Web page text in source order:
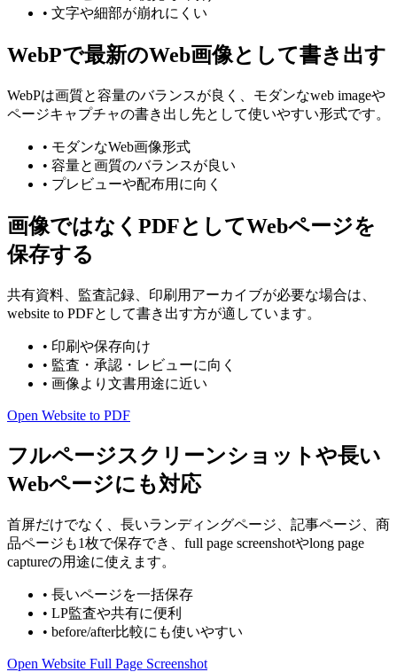
• 文字や細部が崩れにくい
WebPで最新のWeb画像として書き出す
WebPは画質と容量のバランスが良く、モダンなweb imageや
ページキャプチャの書き出し先として使いやすい形式です。
• モダンなWeb画像形式
• 容量と画質のバランスが良い
• プレビューや配布用に向く
画像ではなくPDFとしてWebページを
保存する
共有資料、監査記録、印刷用アーカイブが必要な場合は、
website to PDFとして書き出す方が適しています。
• 印刷や保存向け
• 監査・承認・レビューに向く
• 画像より文書用途に近い
Open Website to PDF
フルページスクリーンショットや長い
Webページにも対応
首屏だけでなく、長いランディングページ、記事ページ、商
品ページも1枚で保存でき、full page screenshotやlong page
captureの用途に使えます。
• 長いページを一括保存
• LP監査や共有に便利
• before/after比較にも使いやすい
Open Website Full Page Screenshot